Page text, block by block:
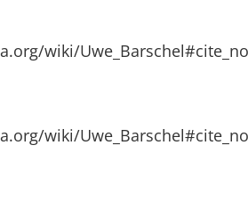
wiki/
wiki/